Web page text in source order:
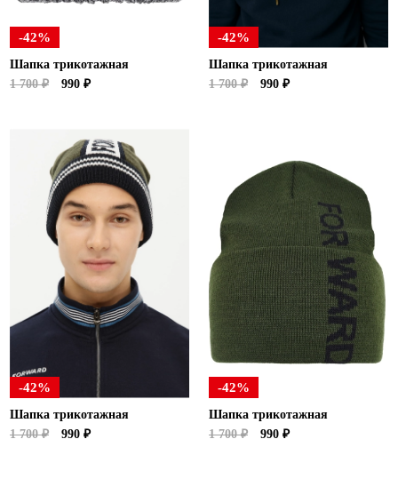
-42%
Шапка трикотажная
1 700 ₽
990 ₽
-42%
Шапка трикотажная
1 700 ₽
990 ₽
-42%
Шапка трикотажная
1 700 ₽
990 ₽
-42%
Шапка трикотажная
1 700 ₽
990 ₽